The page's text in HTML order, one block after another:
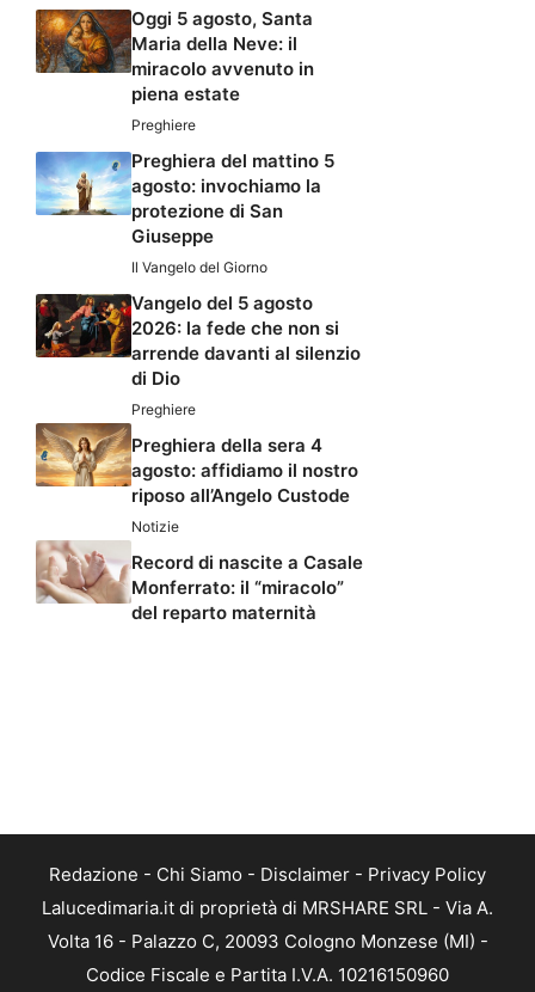
Oggi 5 agosto, Santa
Maria della Neve: il
miracolo avvenuto in
piena estate
Preghiere
Preghiera del mattino 5
agosto: invochiamo la
protezione di San
Giuseppe
Il Vangelo del Giorno
Vangelo del 5 agosto
2026: la fede che non si
arrende davanti al silenzio
di Dio
Preghiere
Preghiera della sera 4
agosto: affidiamo il nostro
riposo all’Angelo Custode
Notizie
Record di nascite a Casale
Monferrato: il “miracolo”
del reparto maternità
Redazione - Chi Siamo - Disclaimer - Privacy Policy
Lalucedimaria.it di proprietà di MRSHARE SRL - Via A.
Volta 16 - Palazzo C, 20093 Cologno Monzese (MI) -
Codice Fiscale e Partita I.V.A. 10216150960